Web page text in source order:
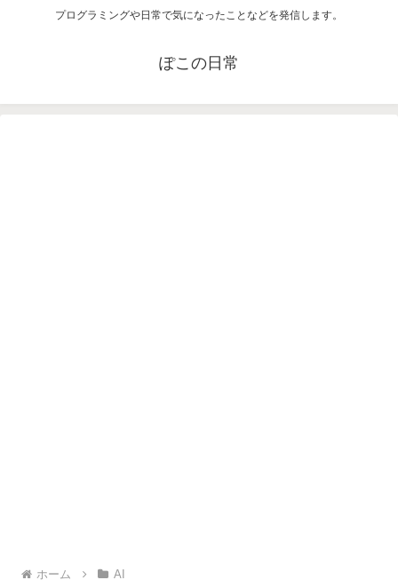
プログラミングや日常で気になったことなどを発信します。
ぽこの日常
ホーム AI